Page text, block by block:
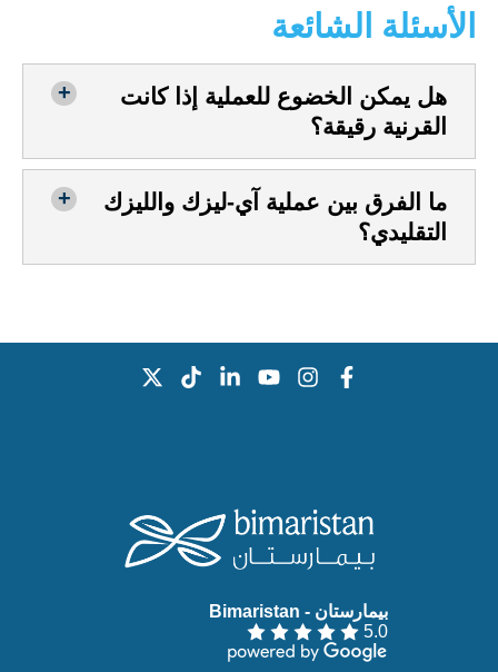
الأسئلة الشائعة
هل يمكن الخضوع للعملية إذا كانت
القرنية رقيقة؟
ما الفرق بين عملية آي-ليزك والليزك
التقليدي؟
بيمارستان - Bimaristan‏
5.0